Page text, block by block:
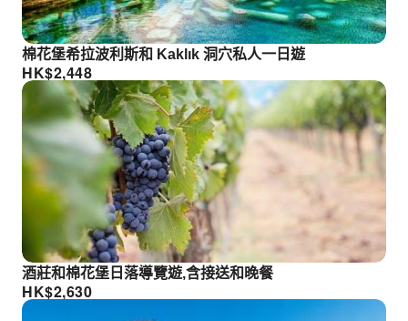
棉花堡希拉波利斯和 Kaklık 洞穴私人一日遊
HK$2,448
酒莊和棉花堡日落導覽遊,含接送和晚餐
HK$2,630